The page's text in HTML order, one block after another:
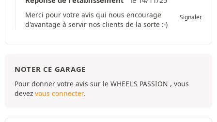
Merci pour votre avis qui nous encourage
d'avantage à servir nos clients de la sorte :-)
Signaler
NOTER CE GARAGE
Pour donner votre avis sur le WHEEL'S PASSION , vous
devez vous connecter.